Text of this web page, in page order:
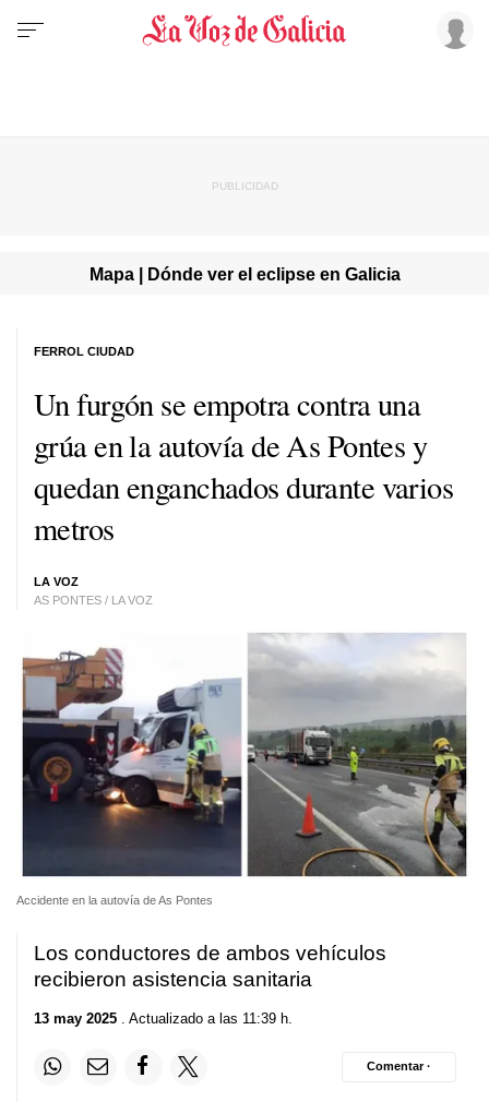
Mapa | Dónde ver el eclipse en Galicia
Un furgón se empotra contra una
grúa en la autovía de As Pontes y
quedan enganchados durante varios
metros
LA VOZ
AS PONTES / LA VOZ
FERROL CIUDAD
Accidente en la autovía de As Pontes
Los conductores de ambos vehículos
recibieron asistencia sanitaria
13 may 2025 . Actualizado a las 11:39 h.
Comentar ·